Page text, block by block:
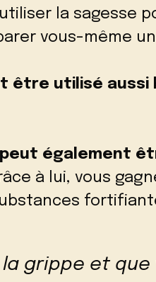
la sagesse
vous-même
être utilisé aussi
peut également
à lui, vous
la grippe et